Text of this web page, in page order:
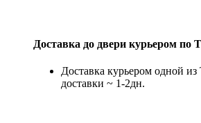
Доставка до двери курьером по
Доставка курьером одной
доставки ~ 1-2дн.